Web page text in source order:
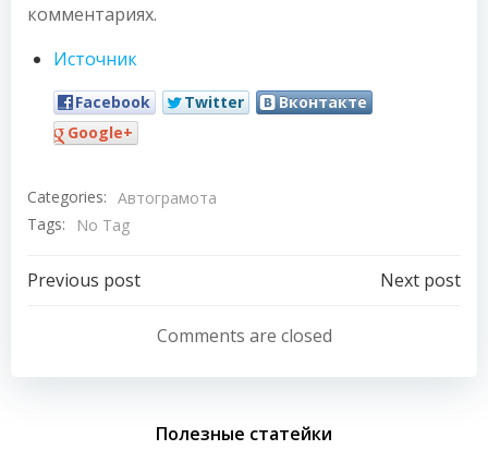
комментариях.
Источник
Facebook Twitter
Вконтакте
Google+
Categories: Автограмота
Tags:
No Tag
Навигация
записям
Previous post
Навигация
по
записям
Next post
Comments are closed
Полезные статейки